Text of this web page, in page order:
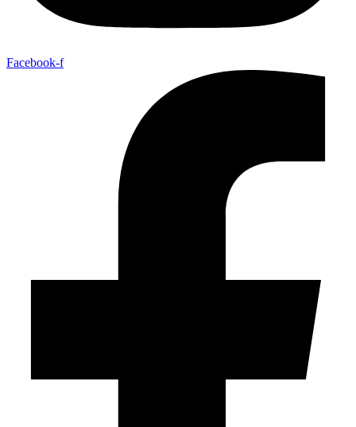
Facebook-f